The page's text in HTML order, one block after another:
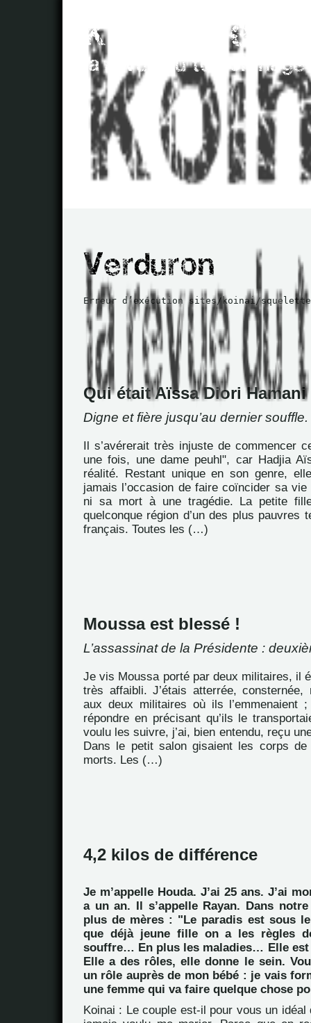
Erreur d’exécution sites/koinai/
Qui était Aïssa Diori Hamani
Digne et fière jusqu’au dernier souffle.
Il s’avérerait très injuste de commencer
une fois, une dame peuhl", car Hadjia
réalité. Restant unique en son genre,
jamais l’occasion de faire coïncider sa
ni sa mort à une tragédie. La petite
quelconque région d’un des plus pauvres
français. Toutes les (…)
Moussa est blessé !
L’assassinat de la Présidente :
Je vis Moussa porté par deux militaires, il
très affaibli. J’étais atterrée, consternée,
aux deux militaires où ils l’emmenaient
répondre en précisant qu’ils le
voulu les suivre, j’ai, bien entendu, reçu
Dans le petit salon gisaient les corps
morts. Les (…)
4,2 kilos de différence
Je m’appelle Houda. J’ai 25 ans. J’ai
a un an. Il s’appelle Rayan. Dans
plus de mères : "Le paradis est sous
que déjà jeune fille on a les règles
souffre… En plus les maladies… Elle est
Elle a des rôles, elle donne le sein.
un rôle auprès de mon bébé : je vais
une femme qui va faire quelque chose
Koinai : Le couple est-il pour vous un idéal